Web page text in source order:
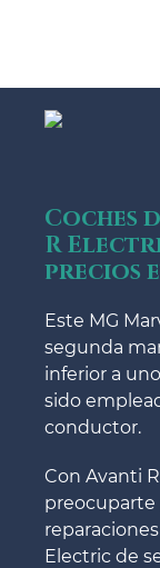
Coches
R
precios
Este MG
segunda
inferior a
sido
conductor.
Con Avanti
Electric de